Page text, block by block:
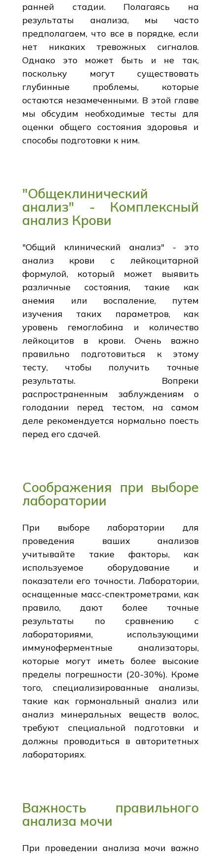
ранней стадии. Полагаясь на
результаты анализа, мы часто
предполагаем, что все в порядке, если
нет никаких тревожных сигналов.
Однако это может быть и не так,
поскольку могут существовать
глубинные проблемы, которые
остаются незамеченными. В этой главе
мы обсудим необходимые тесты для
оценки общего состояния здоровья и
способы подготовки к ним.
"Общеклинический
анализ" - Комплексный
анализ Крови
"Общий клинический анализ" - это
анализ крови с лейкоцитарной
формулой, который может выявить
различные состояния, такие как
анемия или воспаление, путем
изучения таких параметров, как
уровень гемоглобина и количество
лейкоцитов в крови. Очень важно
правильно подготовиться к этому
тесту, чтобы получить точные
результаты. Вопреки
распространенным заблуждениям о
голодании перед тестом, на самом
деле рекомендуется нормально поесть
перед его сдачей.
Соображения при выборе
лаборатории
При выборе лаборатории для
проведения ваших анализов
учитывайте такие факторы, как
используемое оборудование и
показатели его точности. Лаборатории,
оснащенные масс-спектрометрами, как
правило, дают более точные
результаты по сравнению с
лабораториями, использующими
иммуноферментные анализаторы,
которые могут иметь более высокие
пределы погрешности (20-30%). Кроме
того, специализированные анализы,
такие как гормональный анализ или
анализ минеральных веществ волос,
требуют специальной подготовки и
должны проводиться в авторитетных
лабораториях.
Важность правильного
анализа мочи
При проведении анализа мочи важно